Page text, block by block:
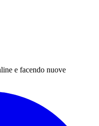
e facendo nuove